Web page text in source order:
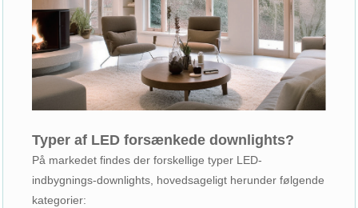
Typer af LED forsænkede downlights?
På markedet findes der forskellige typer LED-
indbygnings-downlights, hovedsageligt herunder følgende
kategorier: